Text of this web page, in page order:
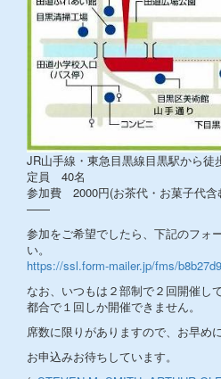
JR山手線・東急目黒線目黒駅から徒
定員 40名
参加費 2000円(お茶代・お菓子代含
——
参加をご希望でしたら、下記のフォ
い。
https://ssl.form-mailer.jp/fms/
なお、いつもは２部制で２回開催し
都合で１回しか開催できません。
席数に限りがありますので、お早め
お申込みお待ちしています。